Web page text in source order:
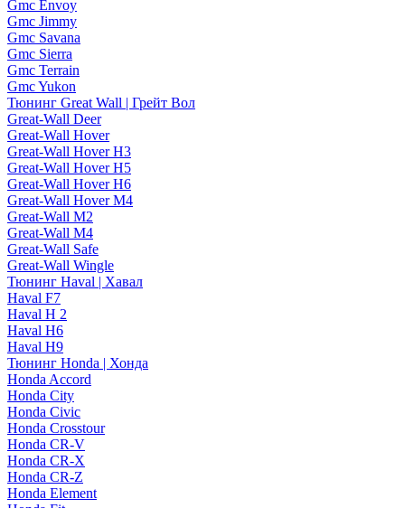
Gmc Envoy
Gmc Jimmy
Gmc Savana
Gmc Sierra
Gmc Terrain
Gmc Yukon
Тюнинг Great Wall | Грейт Вол
Great-Wall Deer
Great-Wall Hover
Great-Wall Hover H3
Great-Wall Hover H5
Great-Wall Hover H6
Great-Wall Hover M4
Great-Wall M2
Great-Wall M4
Great-Wall Safe
Great-Wall Wingle
Тюнинг Haval | Хавал
Haval F7
Haval H 2
Haval H6
Haval H9
Тюнинг Honda | Хонда
Honda Accord
Honda City
Honda Civic
Honda Crosstour
Honda CR-V
Honda CR-X
Honda CR-Z
Honda Element